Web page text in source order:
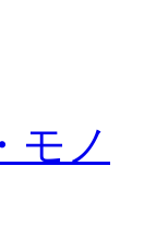
モノ